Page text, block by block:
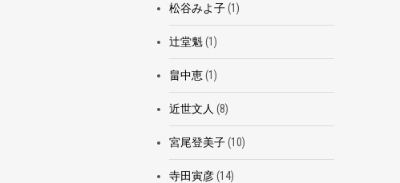
松谷みよ子(1)
辻堂魁(1)
畠中恵(1)
近世文人 (8)
宮尾登美子(10)
寺田寅彦(14)